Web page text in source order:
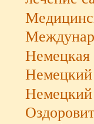
Немецкая
Немецкий
Немецкий